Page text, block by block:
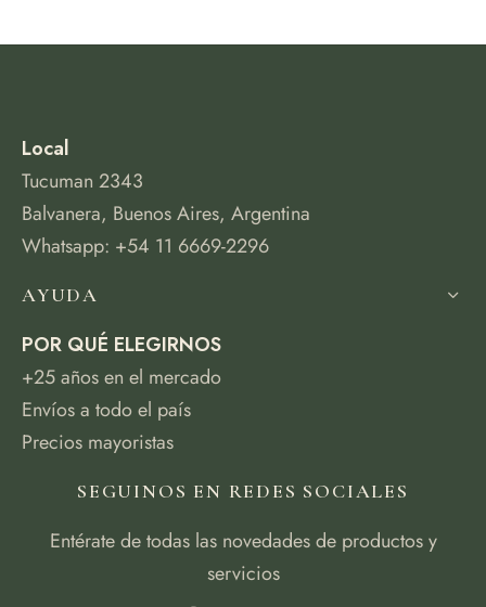
Local
Tucuman 2343
Balvanera, Buenos Aires, Argentina
Whatsapp: +54 11 6669-2296
AYUDA
POR QUÉ ELEGIRNOS
+25 años en el mercado
Envíos a todo el país
Precios mayoristas
SEGUINOS EN REDES SOCIALES
Entérate de todas las novedades de productos y
servicios